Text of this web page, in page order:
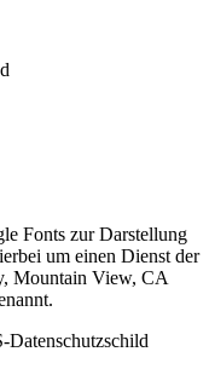
Fonts zur Darstellung
um einen Dienst der
Mountain View, CA